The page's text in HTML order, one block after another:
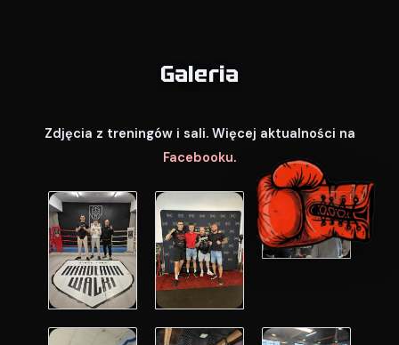
Galeria
Zdjęcia z treningów i sali. Więcej aktualności na
Facebooku.